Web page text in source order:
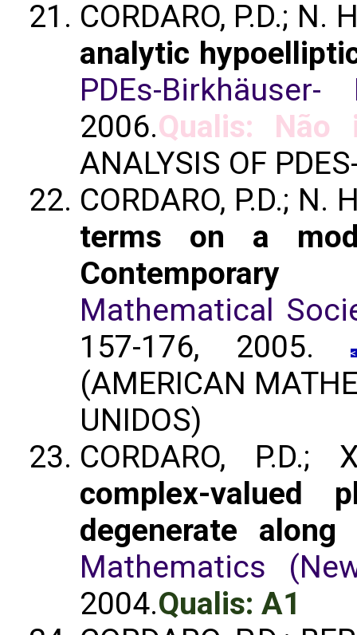
CORDARO, P.D.; N.
analytic
PDEs-Birkhäuser-
2006.Qualis: Não
ANALYSIS OF
CORDARO, P.D.; N.
terms on a
Contemporary
Mathematical
157-176, 2005.
(AMERICAN
UNIDOS)
CORDARO,
complex-valued
degenerate
Mathematics
2004.Qualis: A1